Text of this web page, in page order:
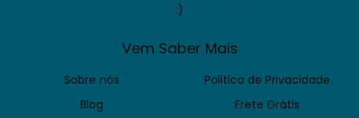
:)
Vem Saber Mais
Sobre nós
Blog
Politica de Privacidade
Frete Grátis